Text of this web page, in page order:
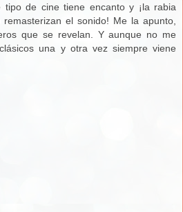
tipo de cine tiene encanto y ¡la rabia
el sonido! Me la apunto,
que se revelan. Y aunque no me
una y otra vez siempre viene